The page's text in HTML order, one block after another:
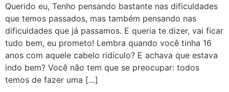
Querido eu, Tenho pensando bastante nas dificuldades
que temos passados, mas também pensando nas
dificuldades que já passamos. E queria te dizer, vai ficar
tudo bem, eu prometo! Lembra quando você tinha 16
anos com aquele cabelo ridículo? E achava que estava
indo bem? Você não tem que se preocupar: todos
temos de fazer uma […]